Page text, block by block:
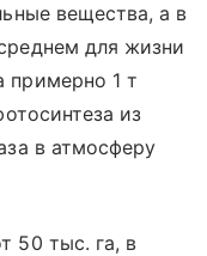
вещества, а в
для жизни
примерно 1 т
из
в атмосферу
50 тыс. га, в